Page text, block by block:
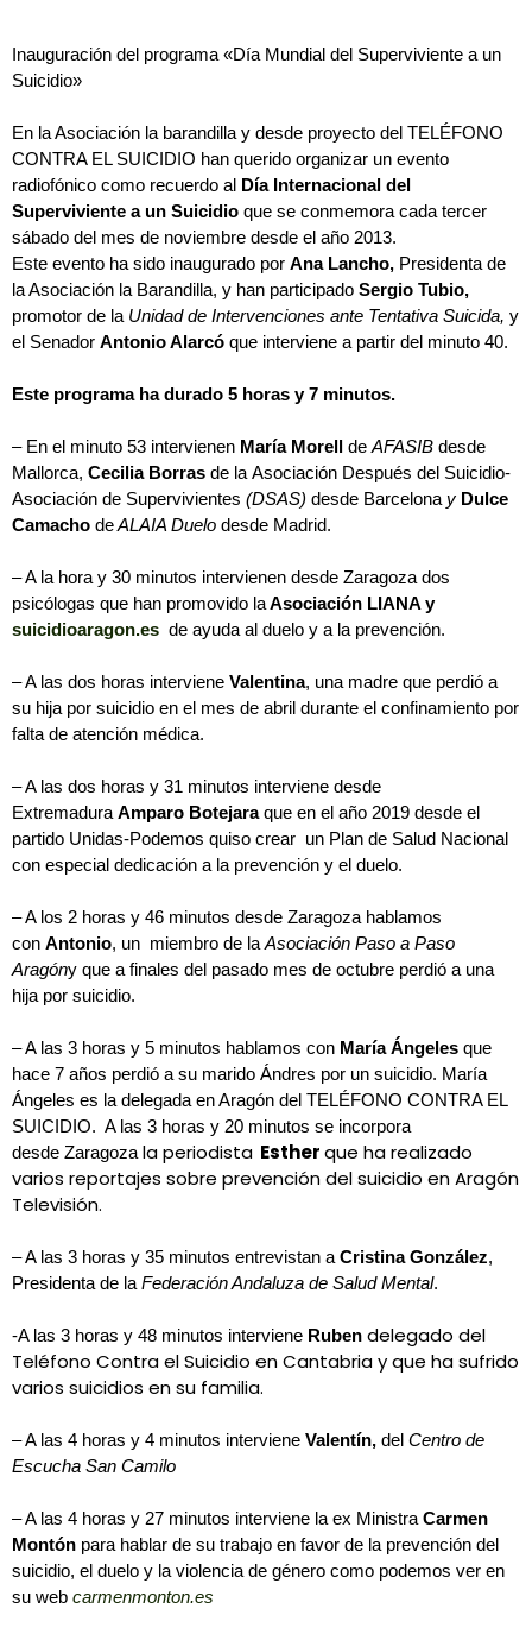
Inauguración del programa «Día Mundial del Superviviente a un
Suicidio»
En la Asociación la barandilla y desde proyecto del TELÉFONO
CONTRA EL SUICIDIO han querido organizar un evento
radiofónico como recuerdo al Día Internacional del
Superviviente a un Suicidio que se conmemora cada tercer
sábado del mes de noviembre desde el año 2013.
Este evento ha sido inaugurado por Ana Lancho, Presidenta de
la Asociación la Barandilla, y han participado Sergio Tubio,
promotor de la Unidad de Intervenciones ante Tentativa Suicida, y
el Senador Antonio Alarcó que interviene a partir del minuto 40.
Este programa ha durado 5 horas y 7 minutos.
– En el minuto 53 intervienen María Morell de AFASIB desde
Mallorca, Cecilia Borras de la Asociación Después del Suicidio-
Asociación de Supervivientes (DSAS) desde Barcelona y Dulce
Camacho deALAIA Duelo desde Madrid.
– A la hora y 30 minutos intervienen desde Zaragoza dos
psicólogas que han promovido laAsociación LIANA y
suicidioaragon.es de ayuda al duelo y a la prevención.
– A las dos horas interviene Valentina, una madre que perdió a
su hija por suicidio en el mes de abril durante el confinamiento por
falta de atención médica.
– A las dos horas y 31 minutos interviene desde
Extremadura Amparo Botejaraque en el año 2019 desde el
partido Unidas-Podemos quiso crear un Plan de Salud Nacional
con especial dedicación a la prevención y el duelo.
– A los 2 horas y 46 minutos desde Zaragoza hablamos
con Antonio, un miembro de la Asociación Paso a Paso
Aragóny que a finales del pasado mes de octubre perdió a una
hija por suicidio.
– A las 3 horas y 5 minutos hablamos con María Ángeles que
hace 7 años perdió a su marido Ándres por un suicidio. María
Ángeles es la delegada en Aragón del TELÉFONO CONTRA EL
SUICIDIO. A las 3 horas y 20 minutos se incorpora
desde Zaragoza la periodista Estherque ha realizado
varios reportajes sobre prevención del suicidio en Aragón
Televisión.
– A las 3 horas y 35 minutos entrevistan a Cristina González,
Presidenta de la Federación Andaluza de Salud Mental.
-A las 3 horas y 48 minutos interviene Ruben delegado del
Teléfono Contra el Suicidio en Cantabria y que ha sufrido
varios suicidios en su familia.
– A las 4 horas y 4 minutos interviene Valentín, del Centro de
Escucha San Camilo
– A las 4 horas y 27 minutos interviene la ex Ministra Carmen
Montón para hablar de su trabajo en favor de la prevención del
suicidio, el duelo y la violencia de género como podemos ver en
su web carmenmonton.es